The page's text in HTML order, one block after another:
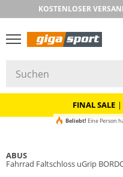
KOSTENLOSER 30
FINAL SALE |
Beliebt! Eine Person
ABUS
Fahrrad Faltschloss uGrip